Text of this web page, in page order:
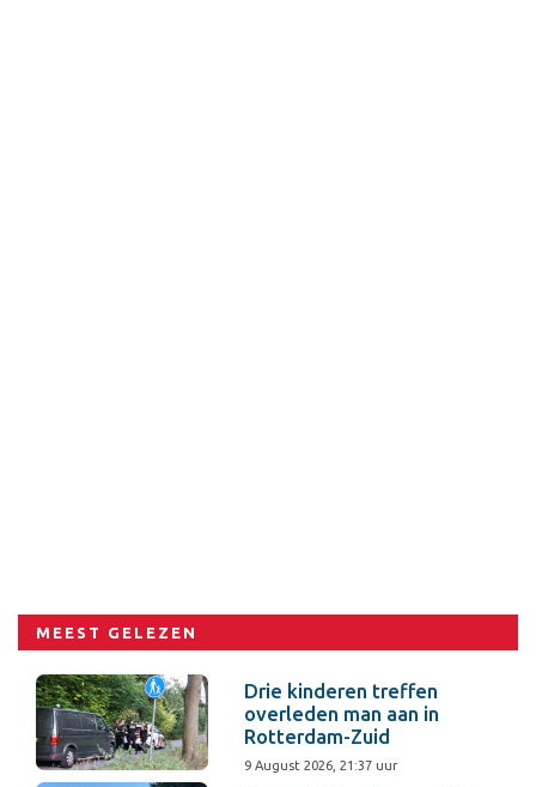
MEEST GELEZEN
Drie kinderen treffen
overleden man aan in
Rotterdam-Zuid
9 August 2026, 21:37 uur